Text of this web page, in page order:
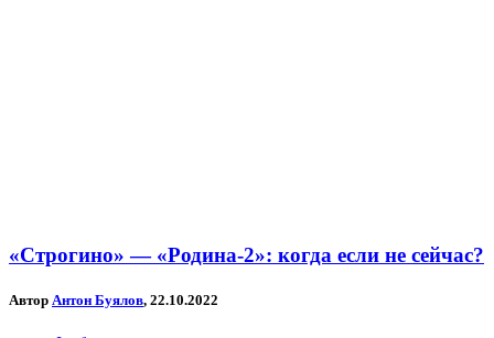
«Строгино» — «Родина-2»: когда если не сейчас?
Автор Антон Буялов, 22.10.2022